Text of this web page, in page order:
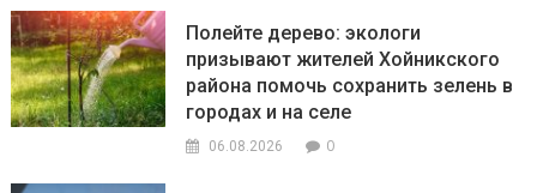
Полейте дерево: экологи
призывают жителей Хойникского
района помочь сохранить зелень в
городах и на селе
06.08.2026 0